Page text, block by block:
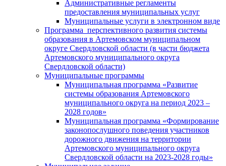
Административные регламенты
предоставления муниципальных услуг
Муниципальные услуги в электронном виде
Программа перспективного развития системы
образования в Артемовском муниципальном
округе Свердловской области (в части бюджета
Артемовского муниципального округа
Свердловской области)
Муниципальные программы
Муниципальная программа «Развитие
системы образования Артемовского
муниципального округа на период 2023 –
2028 годов»
Муниципальная программа «Формирование
законопослушного поведения участников
дорожного движения на территории
Артемовского муниципального округа
Свердловской области на 2023-2028 годы»